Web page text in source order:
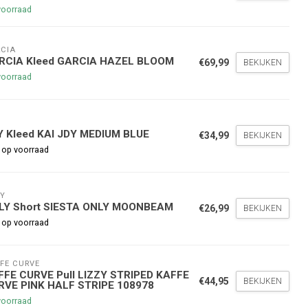
Kleed GARCIA HAZEL BLOOM €69,99 BEKIJKEN
Kleed KAI JDY MEDIUM BLUE
voorraad
€34,99 BEKIJKEN
Short SIESTA ONLY MOONBEAM
voorraad
€26,99 BEKIJKEN
CURVE
CURVE Pull LIZZY STRIPED KAFFE
PINK HALF STRIPE 108978
€44,95 BEKIJKEN
bestelling
van €45,00